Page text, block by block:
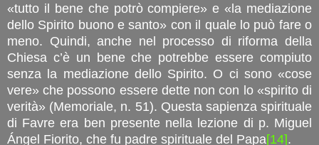
«tutto il bene che potrò compiere» e «la mediazione
dello Spirito buono e santo» con il quale lo può fare o
meno. Quindi, anche nel processo di riforma della
Chiesa c’è un bene che potrebbe essere compiuto
senza la mediazione dello Spirito. O ci sono «cose
vere» che possono essere dette non con lo «spirito di
verità» (Memoriale, n. 51). Questa sapienza spirituale
di Favre era ben presente nella lezione di p. Miguel
Ángel Fiorito, che fu padre spirituale del Papa[14].